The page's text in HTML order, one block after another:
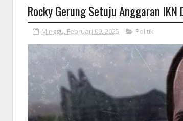
Rocky Gerung Setuju Anggaran
Minggu, Februari 09, 2025 Politik